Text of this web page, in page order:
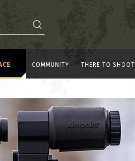
COMMUNITY THERE TO SHOOT